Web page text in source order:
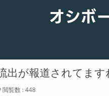
オシボ
出が報道されてます
閲覧数 : 448